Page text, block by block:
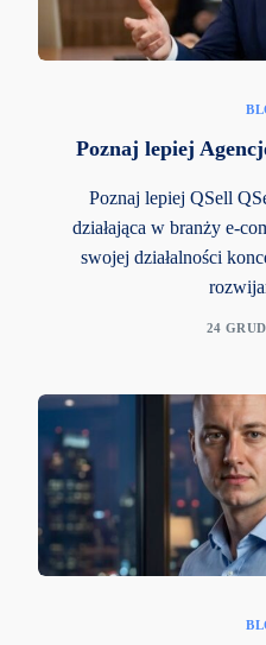
Poznaj lepiej
Poznaj lepiej QSell
działająca w branży e-
swojej działalności
24